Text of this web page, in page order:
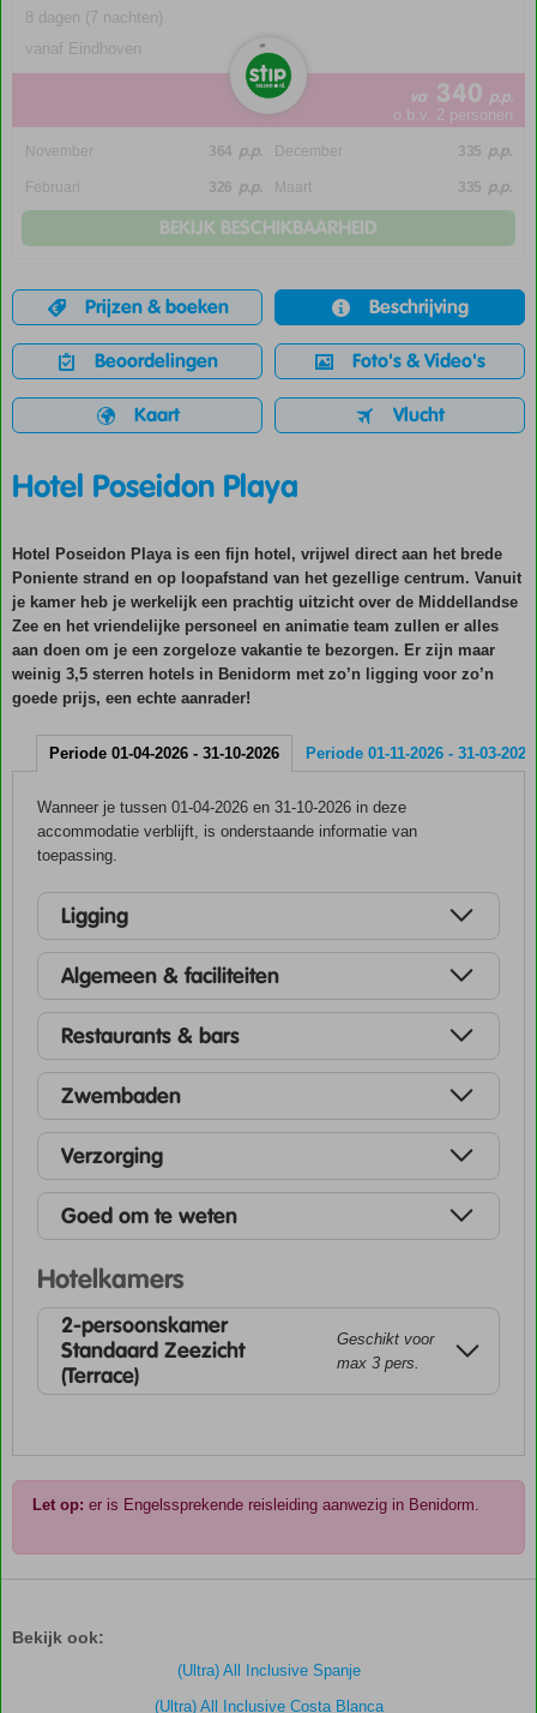
8 dagen (7 nachten)
vanaf Eindhoven
va 340 p.p.
o.b.v. 2 personen
November 364 p.p. December 335 p.p.
Februari 326 p.p. Maart 335 p.p.
BEKIJK BESCHIKBAARHEID
Prijzen & boeken Beschrijving
Beoordelingen Foto's & Video's
Kaart Vlucht
Hotel Poseidon Playa
Hotel Poseidon Playa is een fijn hotel, vrijwel direct aan het brede
Poniente strand en op loopafstand van het gezellige centrum. Vanuit
je kamer heb je werkelijk een prachtig uitzicht over de Middellandse
Zee en het vriendelijke personeel en animatie team zullen er alles
aan doen om je een zorgeloze vakantie te bezorgen. Er zijn maar
weinig 3,5 sterren hotels in Benidorm met zo’n ligging voor zo’n
goede prijs, een echte aanrader!
Periode 01-04-2026 - 31-10-2026 Periode 01-11-2026 - 31-03-2027
Wanneer je tussen 01-04-2026 en 31-10-2026 in deze
accommodatie verblijft, is onderstaande informatie van
toepassing.
Ligging
Algemeen & faciliteiten
Restaurants & bars
Zwembaden
Verzorging
Goed om te weten
Hotelkamers
2-persoonskamer
Standaard Zeezicht
(Terrace)
Geschikt voor
max 3 pers.
Let op: er is Engelssprekende reisleiding aanwezig in Benidorm.
door
Bekijk ook:
(Ultra) All Inclusive Spanje
(Ultra) All Inclusive Costa Blanca